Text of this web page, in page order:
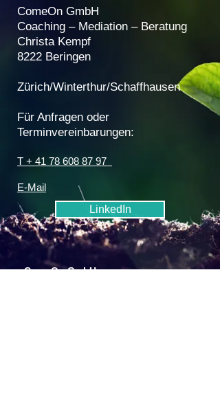
ComeOn GmbH
Coaching –Mediation –Beratung
Christa Kempf
8222 Beringen
Zürich/Winterthur/Schaffhausen
Für Anfragen oder
Terminvereinbarungen:
T + 41 78 608 87 97
E-Mail
LinkedIn
ComeOn GmbH